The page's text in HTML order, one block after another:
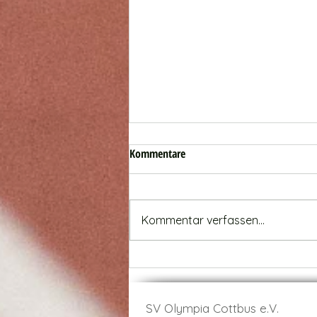
Olympiasportler zu Gast beim
Abendsportfest
Kommentare
Kommentar verfassen...
SV Olympia Cottbus e.V.